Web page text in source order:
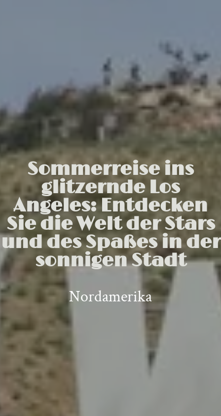
Sommerreise ins
glitzernde Los
Angeles: Entdecken
Sie die Welt der Stars
und des Spaßes in der
sonnigen Stadt
Nordamerika